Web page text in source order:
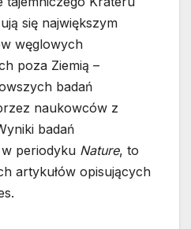
się największym
węglowych
poza Ziemią –
badań
naukowców z
badań
periodyku Nature, to
artykułów opisujących